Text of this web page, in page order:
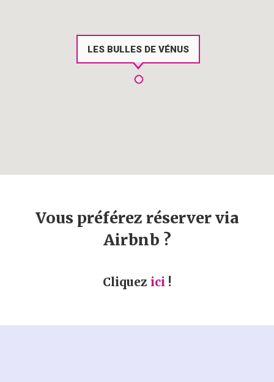
LES BULLES DE VÉNUS
Vous préférez réserver via
Airbnb ?
Cliquez ici !